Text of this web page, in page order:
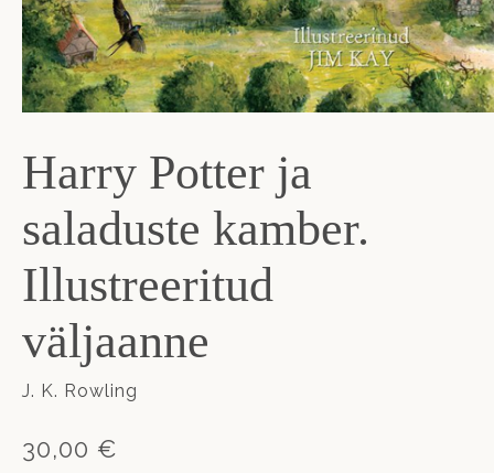
Harry Potter ja
saladuste kamber.
Illustreeritud
väljaanne
J. K. Rowling
30,00 €